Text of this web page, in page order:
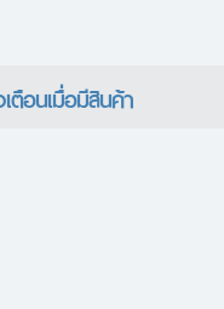
ตือนเมื่อมีสินค้า
บทละครที่มีเนื้อหาใกล้ตัวและ
ยวเวลลีไว้อย่างแยบยล ยิ่งไป